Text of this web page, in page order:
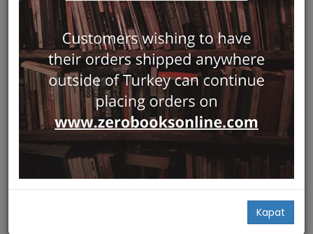
Kapat
Hızlı Bakış
Cocuk Buyutmek Besim
Ömer
Haluk Perk Müzesi
60,00
Hızlı Bakış
Mekteb-i Tibbiye-i Sahane
(1903 - 1933)
Haluk Perk Araştırma Merkezi
Haluk Perk, Ahmet Zeki İzgöer
69,00